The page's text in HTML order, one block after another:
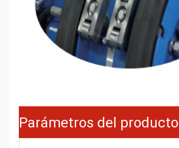
Parámetros del producto